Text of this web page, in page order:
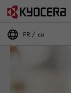
FR ca